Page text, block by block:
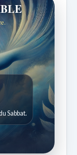
Sabbat.